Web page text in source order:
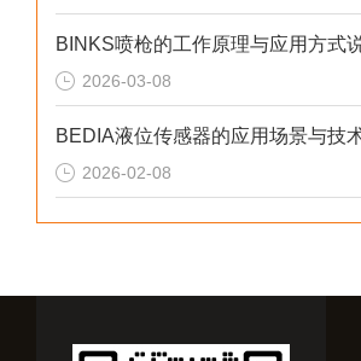
BINKS喷枪的工作原理与应用方式
2026-03-08
2026-02-08